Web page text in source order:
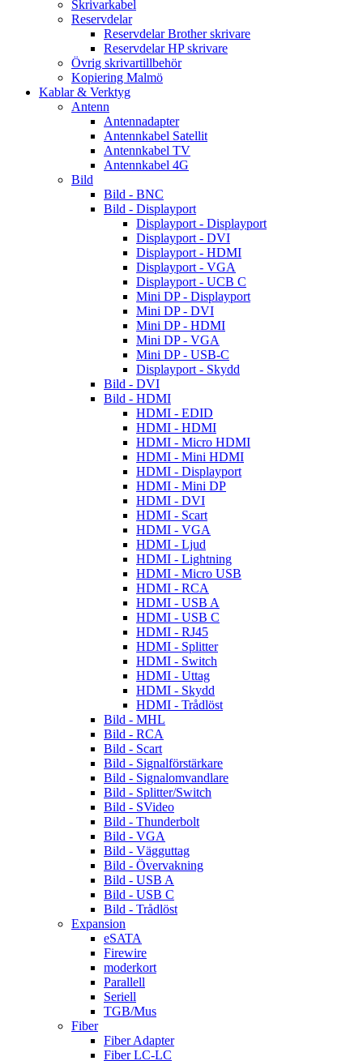
Skrivarkabel
Reservdelar
Reservdelar Brother skrivare
Reservdelar HP skrivare
Övrig skrivartillbehör
Kopiering Malmö
Kablar & Verktyg
Antenn
Antennadapter
Antennkabel Satellit
Antennkabel TV
Antennkabel 4G
Bild
Bild - BNC
Bild - Displayport
Displayport - Displayport
Displayport - DVI
Displayport - HDMI
Displayport - VGA
Displayport - UCB C
Mini DP - Displayport
Mini DP - DVI
Mini DP - HDMI
Mini DP - VGA
Mini DP - USB-C
Displayport - Skydd
Bild - DVI
Bild - HDMI
HDMI - EDID
HDMI - HDMI
HDMI - Micro HDMI
HDMI - Mini HDMI
HDMI - Displayport
HDMI - Mini DP
HDMI - DVI
HDMI - Scart
HDMI - VGA
HDMI - Ljud
HDMI - Lightning
HDMI - Micro USB
HDMI - RCA
HDMI - USB A
HDMI - USB C
HDMI - RJ45
HDMI - Splitter
HDMI - Switch
HDMI - Uttag
HDMI - Skydd
HDMI - Trådlöst
Bild - MHL
Bild - RCA
Bild - Scart
Bild - Signalförstärkare
Bild - Signalomvandlare
Bild - Splitter/Switch
Bild - SVideo
Bild - Thunderbolt
Bild - VGA
Bild - Vägguttag
Bild - Övervakning
Bild - USB A
Bild - USB C
Bild - Trådlöst
Expansion
eSATA
Firewire
moderkort
Parallell
Seriell
TGB/Mus
Fiber
Fiber Adapter
Fiber LC-LC